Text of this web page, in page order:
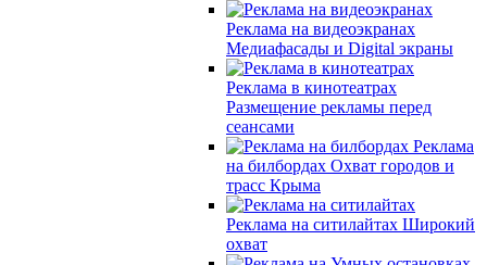
Реклама на видеоэкранах
Медиафасады и Digital экраны
Реклама в кинотеатрах
Размещение рекламы перед
сеансами
Реклама
на билбордах Охват городов и
трасс Крыма
Реклама на ситилайтах Широкий
охват